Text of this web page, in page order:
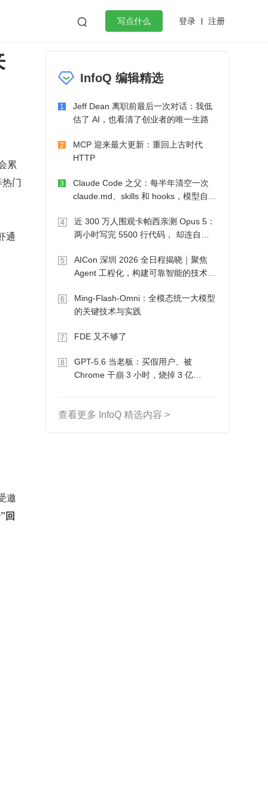
 写点什么 登录 注册
作
微服务架构 flutter
累
门
通
邀
回
InfoQ 编辑精选
1
Jeff Dean 离职前最后一次对话：我低
估了 AI，也看清了创业者的唯一生路
2
MCP 迎来最大更新：重回上古时代
HTTP
3
Claude Code 之父：每半年清空一次
claude.md、skills 和 hooks，模型自己
4
近 300 万人围观卡帕西亲测 Opus 5：
两小时写完 5500 行代码， 却连自己
5
AICon 深圳 2026 全日程揭晓｜聚焦
Agent 工程化，构建可靠智能的技术路
6
Ming-Flash-Omni：全模态统一大模型
的关键技术与实践
7 FDE 又不够了
8
GPT-5.6 当老板：买假用户、被
Chrome 干崩 3 小时，烧掉 3 亿
查看更多 InfoQ 精选内容 >